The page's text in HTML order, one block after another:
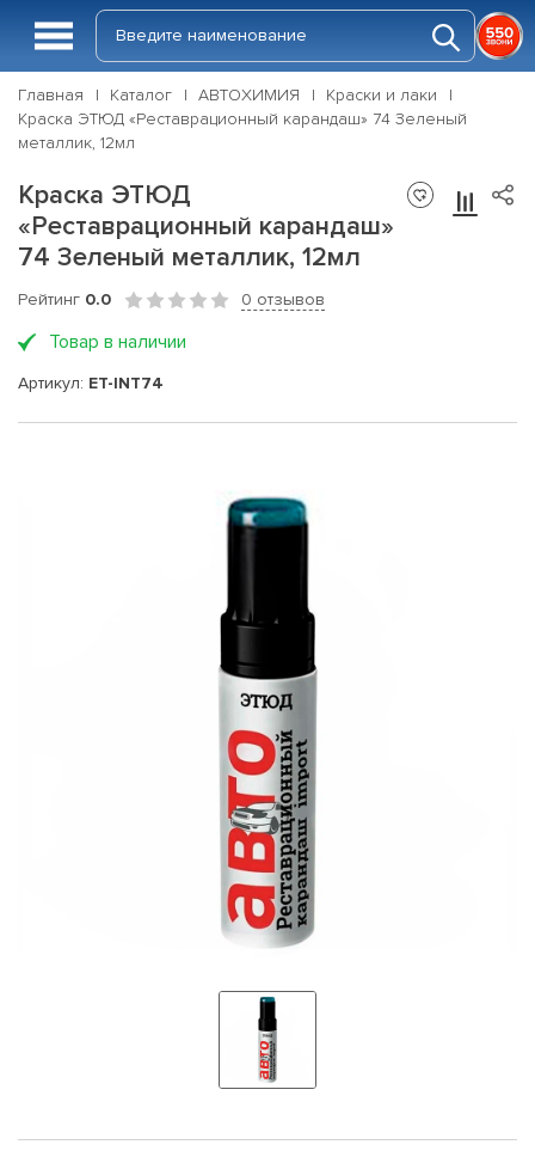
Главная Каталог АВТОХИМИЯ
Краски и лаки
Краска ЭТЮД «Реставрационный карандаш» 74 Зеленый
металлик, 12мл
Краска ЭТЮД
«Реставрационный карандаш»
74 Зеленый металлик, 12мл
Рейтинг 0.0 0 отзывов
Товар в наличии
Артикул: ET-INT74